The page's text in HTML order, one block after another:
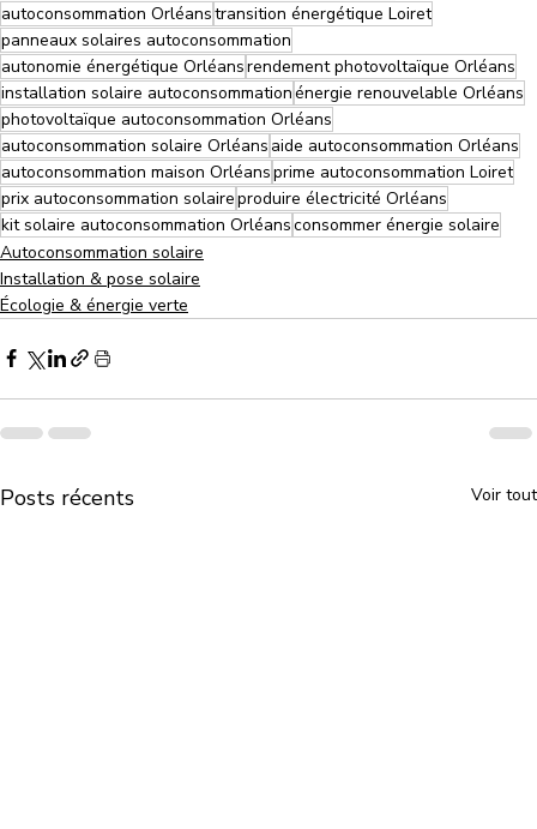
autoconsommation Orléanstransition énergétique Loiret
panneaux solaires autoconsommation
autonomie énergétique Orléansrendement photovoltaïque Orléans
installation solaire autoconsommationénergie renouvelable Orléans
photovoltaïque autoconsommation Orléans
autoconsommation solaire Orléans aide autoconsommation Orléans
autoconsommation maison Orléansprime autoconsommation Loiret
prix autoconsommation solaireproduire électricité Orléans
kit solaire autoconsommation Orléansconsommer énergie solaire
Autoconsommation solaire
Installation & pose solaire
Écologie & énergie verte
Posts récents Voir tout